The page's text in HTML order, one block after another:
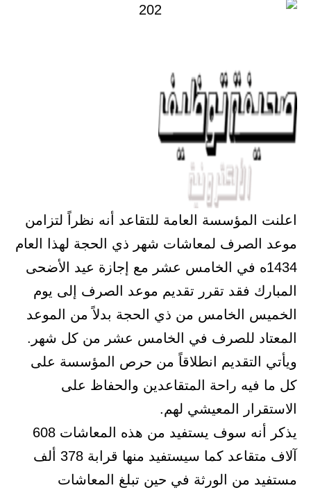
اعلنت المؤسسة العامة للتقاعد أنه نظراً لتزامن
موعد الصرف لمعاشات شهر ذي الحجة لهذا العام
1434ه في الخامس عشر مع إجازة عيد الأضحى
المبارك فقد تقرر تقديم موعد الصرف إلى يوم
الخميس الخامس من ذي الحجة بدلاً من الموعد
المعتاد للصرف في الخامس عشر من كل شهر.
ويأتي التقديم انطلاقاً من حرص المؤسسة على
كل ما فيه راحة المتقاعدين والحفاظ على
الاستقرار المعيشي لهم.
يذكر أنه سوف يستفيد من هذه المعاشات 608
آلاف متقاعد كما سيستفيد منها قرابة 378 ألف
مستفيد من الورثة في حين تبلغ المعاشات